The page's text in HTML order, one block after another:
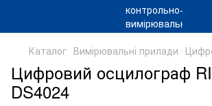
Каталог Вимірювальні прилади
Цифровий осцилограф
DS4024